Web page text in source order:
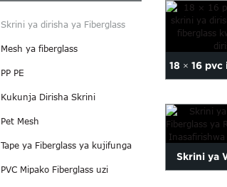
Skrini ya dirisha ya Fiberglass
Mesh ya fiberglass
PP PE
Kukunja Dirisha Skrini
Pet Mesh
Tape ya Fiberglass ya kujifunga
PVC Mipako Fiberglass uzi
18 × 16
Skrini ya